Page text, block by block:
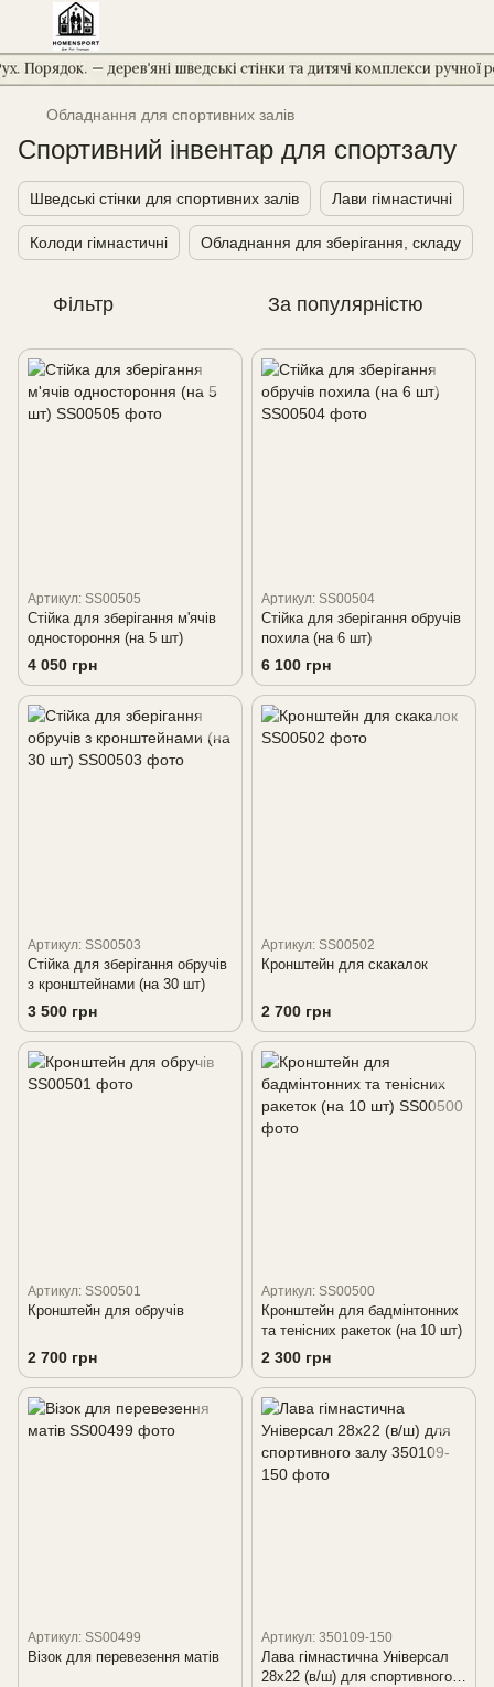
Обладнання для спортивних залів
Спортивний інвентар для спортзалу
Шведські стінки для спортивних залів Лави гімнастичні
Колоди гімнастичні Обладнання для зберігання, складу
Фільтр За популярністю
Артикул: SS00505
Стійка для зберігання м'ячів
одностороння (на 5 шт)
4 050 грн
Артикул: SS00504
Стійка для зберігання обручів
похила (на 6 шт)
6 100 грн
Артикул: SS00503
Стійка для зберігання обручів
з кронштейнами (на 30 шт)
3 500 грн
Артикул: SS00502
Кронштейн для скакалок
2 700 грн
Артикул: SS00501
Кронштейн для обручів
2 700 грн
Артикул: SS00500
Кронштейн для бадмінтонних
та тенісних ракеток (на 10 шт)
2 300 грн
Артикул: SS00499
Візок для перевезення матів
Артикул: 350109-150
Лава гімнастична Універсал
28х22 (в/ш) для спортивного